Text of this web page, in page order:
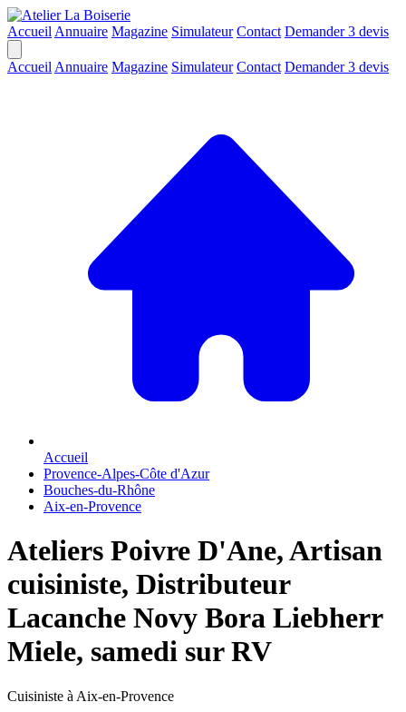
Accueil Annuaire Magazine Simulateur Contact Demander 3 devis
Accueil Annuaire Magazine Simulateur Contact Demander 3 devis
Accueil
Provence-Alpes-Côte d'Azur
Bouches-du-Rhône
Aix-en-Provence
Ateliers Poivre D'Ane, Artisan
cuisiniste, Distributeur
Lacanche Novy Bora Liebherr
Miele, samedi sur RV
Cuisiniste à Aix-en-Provence